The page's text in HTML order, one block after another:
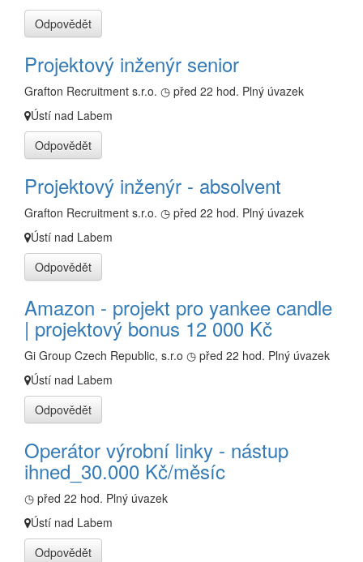
Odpovědět
Projektový inženýr senior
Grafton Recruitment s.r.o. ◷ před 22 hod. Plný úvazek
Ústí nad Labem
Odpovědět
Projektový inženýr - absolvent
Grafton Recruitment s.r.o. ◷ před 22 hod. Plný úvazek
Ústí nad Labem
Odpovědět
Amazon - projekt pro yankee candle
| projektový bonus 12 000 Kč
Gi Group Czech Republic, s.r.o ◷ před 22 hod. Plný úvazek
Ústí nad Labem
Odpovědět
Operátor výrobní linky - nástup
ihned_30.000 Kč/měsíc
◷ před 22 hod. Plný úvazek
Ústí nad Labem
Odpovědět